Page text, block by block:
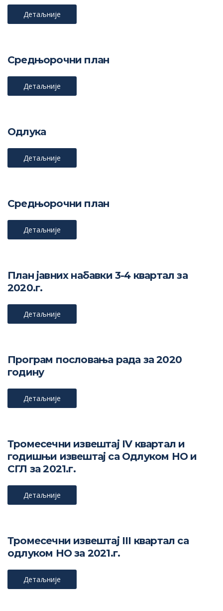
Детаљније
Средњорочни план
Детаљније
Одлука
Детаљније
Средњорочни план
Детаљније
План јавних набавки 3-4 квартал за
2020.г.
Детаљније
Програм пословања рада за 2020
годину
Детаљније
Тромесечни извештај IV квартал и
годишњи извештај са Одлуком НО и
СГЛ за 2021.г.
Детаљније
Тромесечни извештај III квартал са
одлуком НО за 2021.г.
Детаљније